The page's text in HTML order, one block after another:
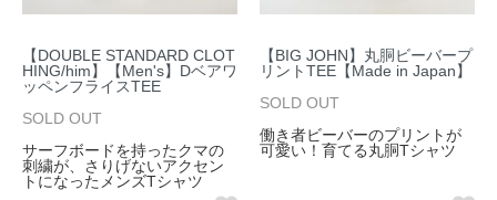
【DOUBLE STANDARD CLOT
HING/him】【Men's】Dベアワ
ッペンフライスTEE
SOLD OUT
サーフボードを持ったクマの
刺繍が、さりげないアクセン
トになったメンズTシャツ
【BIG JOHN】丸胴ビーバープ
リントTEE【Made in Japan】
SOLD OUT
働き者ビーバーのプリントが
可愛い！育てる丸胴Tシャツ